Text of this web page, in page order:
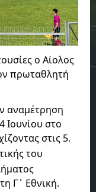
ο Αίολος
πρωταθλητή
αναμέτρηση
Ιουνίου στο
στις 5.
του
Γ΄ Εθνική.